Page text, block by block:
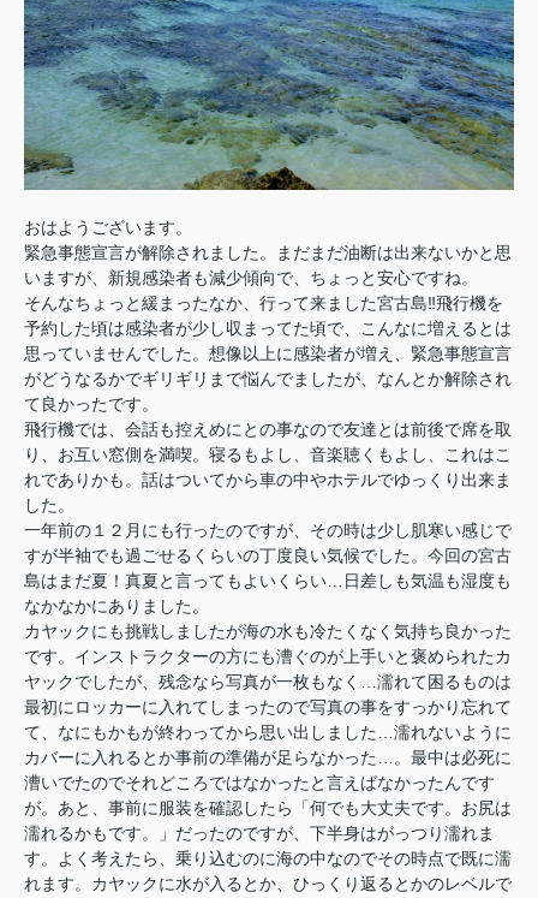
おはようございます。
緊急事態宣言が解除されました。まだまだ油断は出来ないかと思
いますが、新規感染者も減少傾向で、ちょっと安心ですね。
そんなちょっと緩まったなか、行って来ました宮古島‼飛行機を
予約した頃は感染者が少し収まってた頃で、こんなに増えるとは
思っていませんでした。想像以上に感染者が増え、緊急事態宣言
がどうなるかでギリギリまで悩んでましたが、なんとか解除され
て良かったです。
飛行機では、会話も控えめにとの事なので友達とは前後で席を取
り、お互い窓側を満喫。寝るもよし、音楽聴くもよし、これはこ
れでありかも。話はついてから車の中やホテルでゆっくり出来ま
した。
一年前の１２月にも行ったのですが、その時は少し肌寒い感じで
すが半袖でも過ごせるくらいの丁度良い気候でした。今回の宮古
島はまだ夏！真夏と言ってもよいくらい…日差しも気温も湿度も
なかなかにありました。
カヤックにも挑戦しましたが海の水も冷たくなく気持ち良かった
です。インストラクターの方にも漕ぐのが上手いと褒められたカ
ヤックでしたが、残念なら写真が一枚もなく…濡れて困るものは
最初にロッカーに入れてしまったので写真の事をすっかり忘れて
て、なにもかもが終わってから思い出しました…濡れないように
カバーに入れるとか事前の準備が足らなかった…。最中は必死に
漕いでたのでそれどころではなかったと言えばなかったんです
が。あと、事前に服装を確認したら「何でも大丈夫です。お尻は
濡れるかもです。」だったのですが、下半身はがっつり濡れま
す。よく考えたら、乗り込むのに海の中なのでその時点で既に濡
れます。カヤックに水が入るとか、ひっくり返るとかのレベルで